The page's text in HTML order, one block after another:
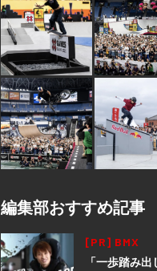
編集部おすすめ記事
[PR] BMX
「一歩踏み